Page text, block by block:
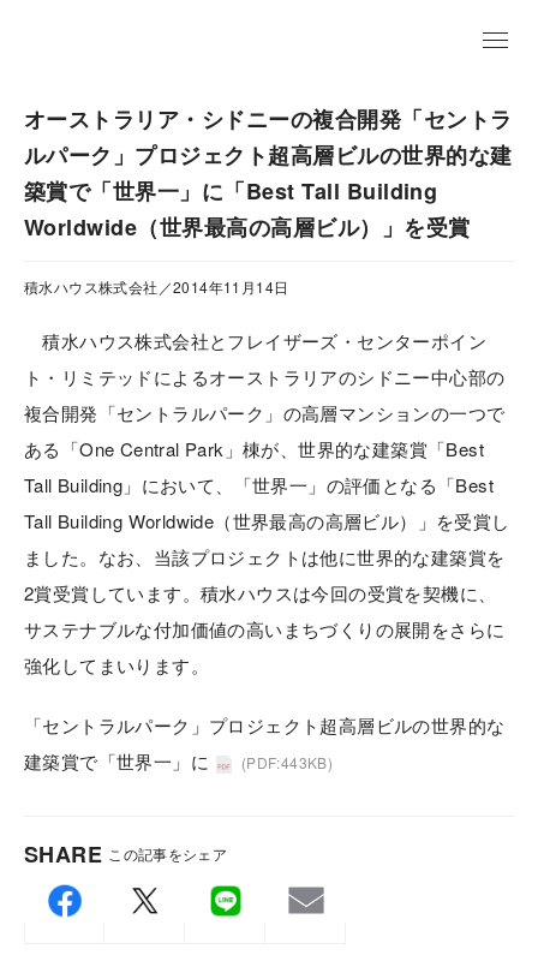
オーストラリア・シドニーの複合開発「セントラ
ルパーク」プロジェクト超高層ビルの世界的な建
築賞で「世界一」に「Best Tall Building
Worldwide（世界最高の高層ビル）」を受賞
積水ハウス株式会社／2014年11月14日
積水ハウス株式会社とフレイザーズ・センターポイン
ト・リミテッドによるオーストラリアのシドニー中心部の
複合開発「セントラルパーク」の高層マンションの一つで
ある「One Central Park」棟が、世界的な建築賞「Best
Tall Building」において、「世界一」の評価となる「Best
Tall Building Worldwide（世界最高の高層ビル）」を受賞し
ました。なお、当該プロジェクトは他に世界的な建築賞を
2賞受賞しています。積水ハウスは今回の受賞を契機に、
サステナブルな付加価値の高いまちづくりの展開をさらに
強化してまいります。
「セントラルパーク」プロジェクト超高層ビルの世界的な
建築賞で「世界一」に
(PDF:443KB)
SHARE この記事をシェア